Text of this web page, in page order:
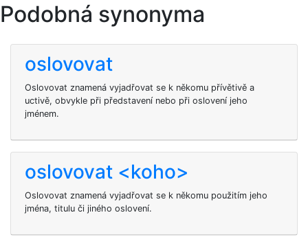
Podobná synonyma
oslovovat
Oslovovat znamená vyjadřovat se k někomu přívětivě a
uctivě, obvykle při představení nebo při oslovení jeho
jménem.
oslovovat <koho>
Oslovovat znamená vyjadřovat se k někomu použitím jeho
jména, titulu či jiného oslovení.